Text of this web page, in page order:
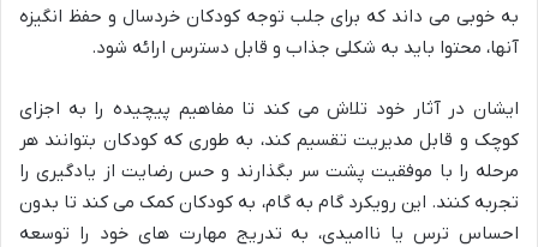
به خوبی می داند که برای جلب توجه کودکان خردسال و حفظ انگیزه
آنها، محتوا باید به شکلی جذاب و قابل دسترس ارائه شود.
ایشان در آثار خود تلاش می کند تا مفاهیم پیچیده را به اجزای
کوچک و قابل مدیریت تقسیم کند، به طوری که کودکان بتوانند هر
مرحله را با موفقیت پشت سر بگذارند و حس رضایت از یادگیری را
تجربه کنند. این رویکرد گام به گام، به کودکان کمک می کند تا بدون
احساس ترس یا ناامیدی، به تدریج مهارت های خود را توسعه